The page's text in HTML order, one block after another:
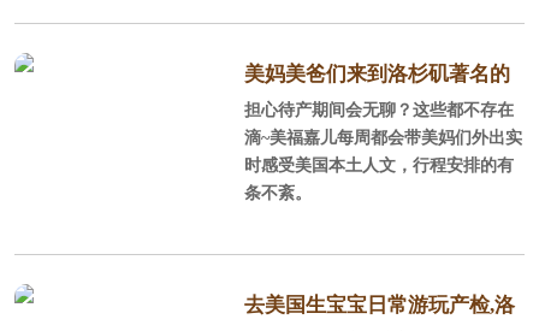
靠广大的圣塔安娜山脉，这里阳光充
沛，气候温和，风景秀丽，环境优
美，平均每年286天的晴天，平均每年
降雨量300mm，年平均气温为17.
2℃，很适合孕产妈妈休养生息。
美妈美爸们来到洛杉矶著名的
staples球场感受NBA球赛
担心待产期间会无聊？这些都不存在
滴~美福嘉儿每周都会带美妈们外出实
时感受美国本土人文，行程安排的有
条不紊。
去美国生宝宝日常游玩产检,洛